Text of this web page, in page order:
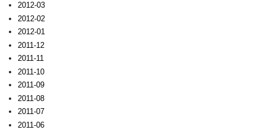
2012-03
2012-02
2012-01
2011-12
2011-11
2011-10
2011-09
2011-08
2011-07
2011-06